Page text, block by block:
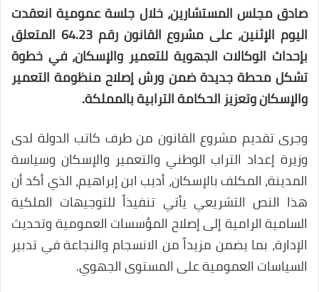
صادق مجلس المستشارين، خلال جلسة عمومية انعقدت
اليوم الإثنين، على مشروع القانون رقم 64.23 المتعلق
بإحداث الوكالات الجهوية للتعمير والإسكان، في خطوة
تشكل محطة جديدة ضمن ورش إصلاح منظومة التعمير
والإسكان وتعزيز الحكامة الترابية بالمملكة.
وجرى تقديم مشروع القانون من طرف كاتب الدولة لدى
وزيرة إعداد التراب الوطني والتعمير والإسكان وسياسة
المدينة، المكلف بالإسكان، أديب ابن إبراهيم، الذي أكد أن
هذا النص التشريعي يأتي تنفيذاً للتوجيهات الملكية
السامية الرامية إلى إصلاح المؤسسات العمومية وتحديث
الإدارة، بما يضمن مزيداً من الانسجام والنجاعة في تدبير
السياسات العمومية على المستوى الجهوي.